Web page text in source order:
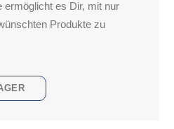
ermöglicht es Dir, mit nur
Produkte zu